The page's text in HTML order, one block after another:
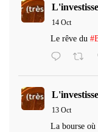
14 Oct
Le rêve du
13 Oct
La bourse où